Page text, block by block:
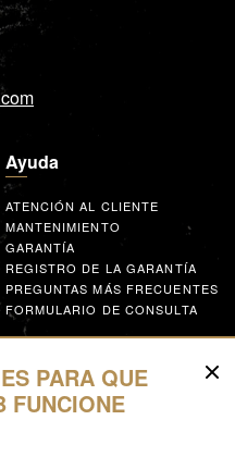
Ayuda
ATENCIÓN AL CLIENTE
MANTENIMIENTO
GARANTÍA
REGISTRO DE LA GARANTÍA
PREGUNTAS MÁS FRECUENTES
FORMULARIO DE CONSULTA
PARA QUE
FUNCIONE